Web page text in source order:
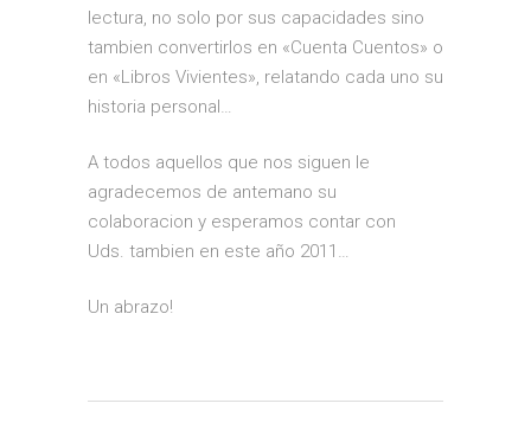
lectura, no solo por sus capacidades sino
tambien convertirlos en «Cuenta Cuentos» o
en «Libros Vivientes», relatando cada uno su
historia personal…
A todos aquellos que nos siguen le
agradecemos de antemano su
colaboracion y esperamos contar con
Uds. tambien en este año 2011…
Un abrazo!